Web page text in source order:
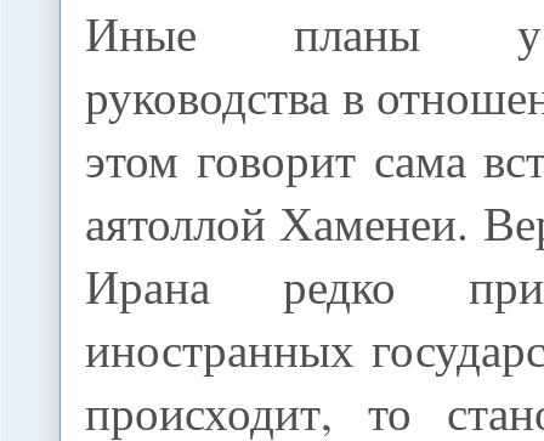
Иные планы у
руководства в
этом говорит сама
аятоллой Хаменеи.
Ирана редко
иностранных
происходит, то